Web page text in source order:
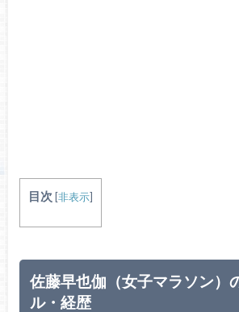
目次 [非表示]
佐藤早也伽（女子マラソン）
ル・経歴